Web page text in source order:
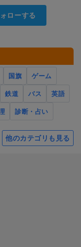
ローする
国旗
ゲーム
鉄道 バス
英語
診断・占い
他のカテゴリも見る